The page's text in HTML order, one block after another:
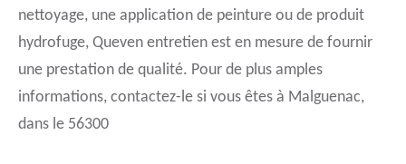
nettoyage, une application de peinture ou de produit
hydrofuge, Queven entretien est en mesure de fournir
une prestation de qualité. Pour de plus amples
informations, contactez-le si vous êtes à Malguenac,
dans le 56300